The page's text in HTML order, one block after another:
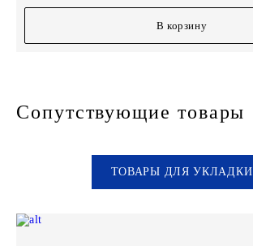
В корзину
Сопутствующие товары
ТОВАРЫ ДЛЯ УКЛАДКИ